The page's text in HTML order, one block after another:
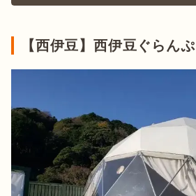
【西伊豆】西伊豆ぐらんぷ